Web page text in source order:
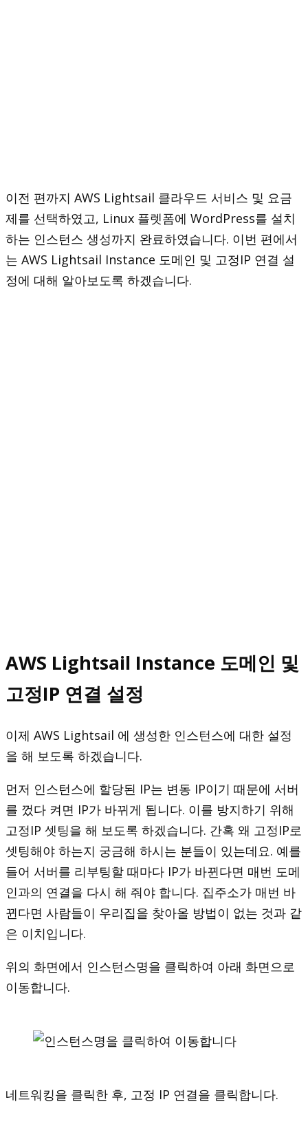
이전 편까지 AWS Lightsail 클라우드 서비스 및 요금
제를 선택하였고, Linux 플렛폼에 WordPress를 설치
하는 인스턴스 생성까지 완료하였습니다. 이번 편에서
는 AWS Lightsail Instance 도메인 및 고정IP 연결 설
정에 대해 알아보도록 하겠습니다.
AWS Lightsail Instance 도메인 및
고정IP 연결 설정
이제 AWS Lightsail 에 생성한 인스턴스에 대한 설정
을 해 보도록 하겠습니다.
먼저 인스턴스에 할당된 IP는 변동 IP이기 때문에 서버
를 껐다 켜면 IP가 바뀌게 됩니다. 이를 방지하기 위해
고정IP 셋팅을 해 보도록 하겠습니다. 간혹 왜 고정IP로
셋팅해야 하는지 궁금해 하시는 분들이 있는데요. 예를
들어 서버를 리부팅할 때마다 IP가 바뀐다면 매번 도메
인과의 연결을 다시 해 줘야 합니다. 집주소가 매번 바
뀐다면 사람들이 우리집을 찾아올 방법이 없는 것과 같
은 이치입니다.
위의 화면에서 인스턴스명을 클릭하여 아래 화면으로
이동합니다.
네트워킹을 클릭한 후, 고정 IP 연결을 클릭합니다.